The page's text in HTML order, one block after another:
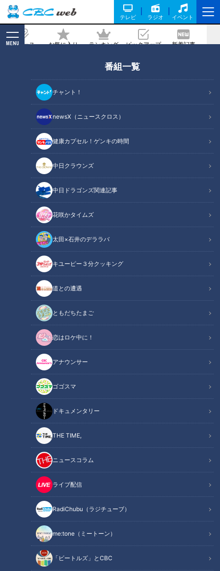
テレビ ラジオ イベント
ニュース お気に入り ランキング ピックアップ 新着記事
MENU
番組一覧
チャント！
newsX（ニュースクロス）
健康カプセル！ゲンキの時間
中日クラウンズ
中日ドラゴンズ関連記事
花咲かタイムズ
太田×石井のデララバ
キユーピー３分クッキング
道との遭遇
ともだちたまご
恋はロケ中に！
アナウンサー
ゴゴスマ
ドキュメンタリー
THE TIME,
ニュースコラム
ライブ配信
RadiChubu（ラジチューブ）
me:tone（ミートーン）
「ビートルズ」とCBC
陸実業団対抗駅伝競走大会 優勝の行方
は！？
2025/11/09 09:54
LIVE配信
LIVE配信アーカイブ
第65回中部・第55回北陸実業団対抗駅伝競走大会が本日9時に
スタートしました。中部実業団連盟から9チーム、北陸実業団
連盟から4チームが出場し、トヨタ自動車A、トヨタ紡織A、愛
三工業、YKKなど強豪チームが7区間を走りました。
関連リンク
から【第65回中部・第55回北陸実業団対抗駅
出場チーム
【第7区】最終結果速報（中部実業団）
【第7区】最終結果速報（北陸実業団）
【第6区】結果速報（中部実業団）
【第6区】結果速報（北陸実業団）
【第5区】結果速報（中部実業団）
【第5区】結果速報（北陸実業団）
【第4区】結果速報（中部実業団）
【第4区】結果速報（北陸実業団）
【第3区】結果速報（中部実業団）